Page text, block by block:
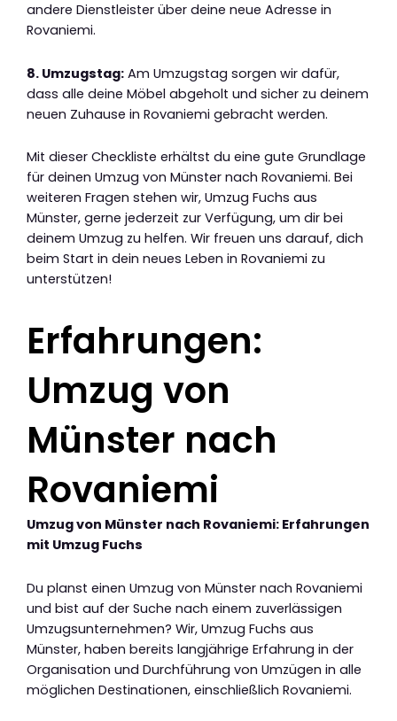
andere Dienstleister über deine neue Adresse in
Rovaniemi.
8. Umzugstag: Am Umzugstag sorgen wir dafür,
dass alle deine Möbel abgeholt und sicher zu deinem
neuen Zuhause in Rovaniemi gebracht werden.
Mit dieser Checkliste erhältst du eine gute Grundlage
für deinen Umzug von Münster nach Rovaniemi. Bei
weiteren Fragen stehen wir, Umzug Fuchs aus
Münster, gerne jederzeit zur Verfügung, um dir bei
deinem Umzug zu helfen. Wir freuen uns darauf, dich
beim Start in dein neues Leben in Rovaniemi zu
unterstützen!
Erfahrungen:
Umzug von
Münster nach
Rovaniemi
Umzug von Münster nach Rovaniemi: Erfahrungen
mit Umzug Fuchs
Du planst einen Umzug von Münster nach Rovaniemi
und bist auf der Suche nach einem zuverlässigen
Umzugsunternehmen? Wir, Umzug Fuchs aus
Münster, haben bereits langjährige Erfahrung in der
Organisation und Durchführung von Umzügen in alle
möglichen Destinationen, einschließlich Rovaniemi.